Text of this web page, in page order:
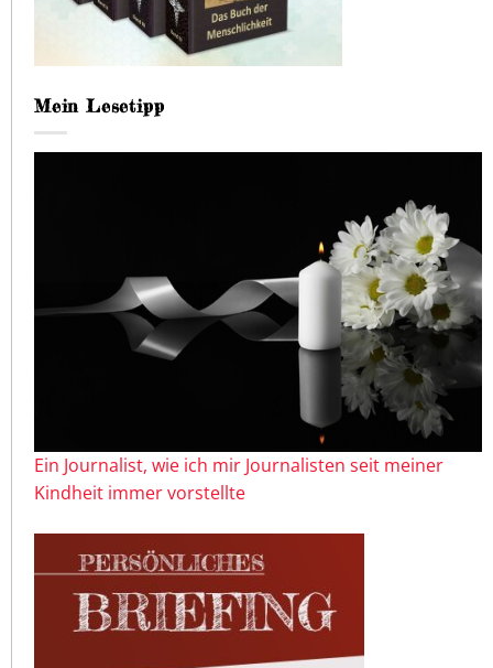
Mein Lesetipp
Ein Journalist, wie ich mir Journalisten seit meiner
Kindheit immer vorstellte